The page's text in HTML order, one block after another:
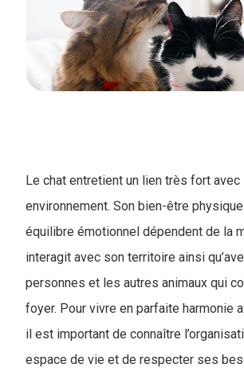
Le chat entretient un lien très fort avec
environnement. Son bien-être
équilibre émotionnel dépendent de la
interagit avec son territoire ainsi
personnes et les autres animaux qui
foyer. Pour vivre en parfaite harmonie
il est important de connaître
espace de vie et de respecter ses